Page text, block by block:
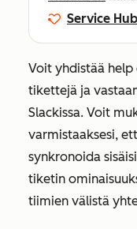
Service Hub
Voit yhdistää
tikettejä ja
Slackissa. Voit
varmistaaksesi,
synkronoida
tiketin
tiimien välistä